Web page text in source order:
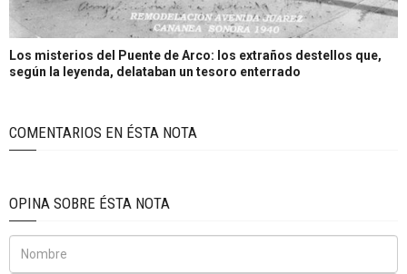
Los misterios del Puente de Arco: los extraños destellos que,
según la leyenda, delataban un tesoro enterrado
COMENTARIOS EN ÉSTA NOTA
OPINA SOBRE ÉSTA NOTA